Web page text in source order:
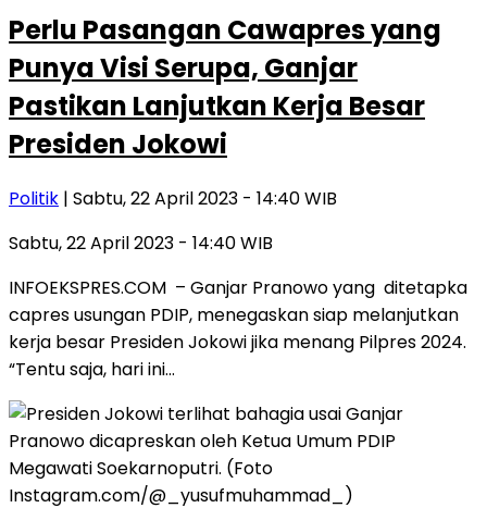
Perlu Pasangan Cawapres yang
Punya Visi Serupa, Ganjar
Pastikan Lanjutkan Kerja Besar
Presiden Jokowi
Politik | Sabtu, 22 April 2023 - 14:40 WIB
Sabtu, 22 April 2023 - 14:40 WIB
INFOEKSPRES.COM – Ganjar Pranowo yang ditetapka
capres usungan PDIP, menegaskan siap melanjutkan
kerja besar Presiden Jokowi jika menang Pilpres 2024.
“Tentu saja, hari ini…